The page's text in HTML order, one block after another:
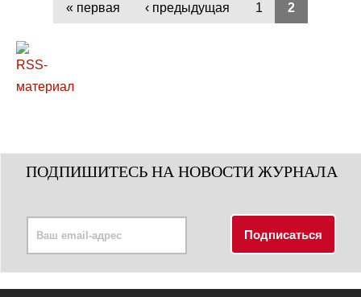
« первая ‹ предыдущая 1 2
ПОДПИШИТЕСЬ НА НОВОСТИ ЖУРНАЛА